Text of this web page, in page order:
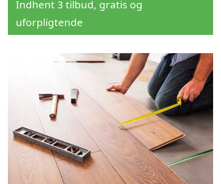
Indhent 3 tilbud, gratis og
uforpligtende